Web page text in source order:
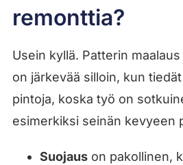
remonttia?
Usein kyllä. Patterin
on järkevää silloin, kun
pintoja, koska työ on
esimerkiksi seinän kevyeen
Suojauson pakollinen,